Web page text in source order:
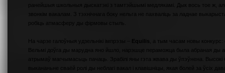
ранейшыя школьныя дыскатэкі з тамтэйшымі медлякамі. Дык вось тое ж,
звонкім вакалам. З тэхнічнага боку нельга не пахваліць за ладнае
робіць атмасферу ды фірмовы стыль.
На чарзе галоўныя удзельнікі імпрэзы – Equilis , а тым часам новы конкурс:
Вельмі доўга ды марудна яно йшло, нарэшце пераможца была абраная ды
атрымаў магчымасьць пачаць. Зрабілі яны гэта жвава ды ўпэўнена.
выкананьне сваёй ролі ды неблагі вакал і клавішніцы, якая болей за ўсіх